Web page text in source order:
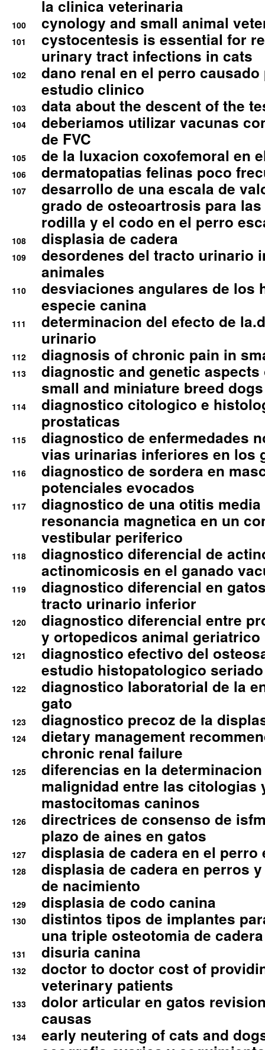
la clinica veterinaria
100 cynology and small animal
101
cystocentesis is essential for
urinary tract infections in cats
102
dano renal en el perro
estudio clinico
103 data about the descent of the
104
deberiamos utilizar vacunas
de FVC
105 de la luxacion coxofemoral en
106 dermatopatias felinas poco
107
desarrollo de una escala de
grado de osteoartrosis para
rodilla y el codo en el perro
108 displasia de cadera
109
desordenes del tracto urinario
animales
110
desviaciones angulares de los
especie canina
111
determinacion del efecto de
urinario
112 diagnosis of chronic pain in
113
diagnostic and genetic
small and miniature breed
114
diagnostico citologico e
prostaticas
115
diagnostico de enfermedades
vias urinarias inferiores en los
116
diagnostico de sordera en
potenciales evocados
117
diagnostico de una otitis
resonancia magnetica en un
vestibular periferico
118
diagnostico diferencial de
actinomicosis en el ganado
119
diagnostico diferencial en
tracto urinario inferior
120
diagnostico diferencial entre
y ortopedicos animal geriatrico
121
diagnostico efectivo del
estudio histopatologico seriado
122
diagnostico laboratorial de la
gato
123 diagnostico precoz de la
124
dietary management
chronic renal failure
125
diferencias en la
malignidad entre las citologias
mastocitomas caninos
126
directrices de consenso de
plazo de aines en gatos
127 displasia de cadera en el perro
128
displasia de cadera en perros
de nacimiento
129 displasia de codo canina
130
distintos tipos de implantes
una triple osteotomia de cadera
131 disuria canina
132
doctor to doctor cost of
veterinary patients
133
dolor articular en gatos
causas
134 early neutering of cats and